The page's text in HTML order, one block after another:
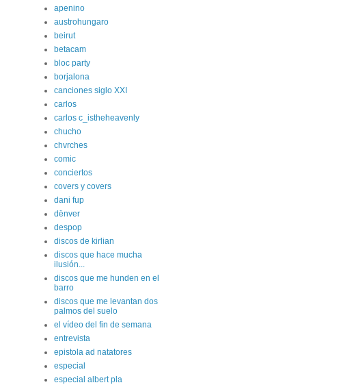
apenino
austrohungaro
beirut
betacam
bloc party
borjalona
canciones siglo XXI
carlos
carlos c_istheheavenly
chucho
chvrches
comic
conciertos
covers y covers
dani fup
dënver
despop
discos de kirlian
discos que hace mucha
ilusión...
discos que me hunden en el
barro
discos que me levantan dos
palmos del suelo
el vídeo del fin de semana
entrevista
epistola ad natatores
especial
especial albert pla